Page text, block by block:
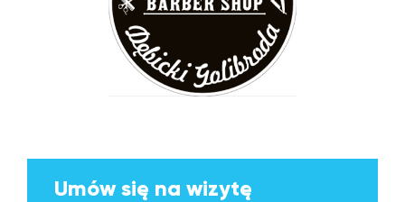
Umów się na wizytę